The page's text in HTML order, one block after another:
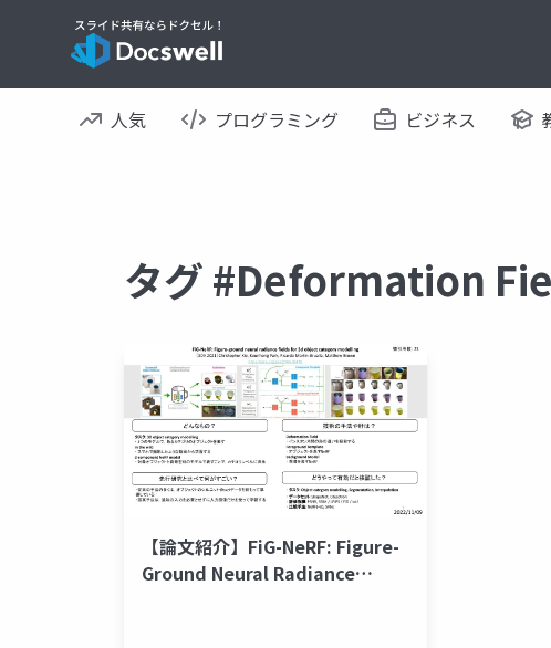
人気 プログラミング ビジネス
タグ #Deformation
【論文紹介】FiG-NeRF: Figure-
Ground Neural Radiance